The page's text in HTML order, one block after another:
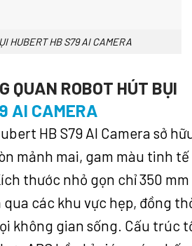
HUBERT HB S79 AI CAMERA
QUAN ROBOT HÚT BỤI
AI CAMERA
HB S79 AI Camera sở
mảnh mai, gam màu tinh
thước nhỏ gọn chỉ 350
các khu vực hẹp, đồng
không gian sống. Cấu trúc